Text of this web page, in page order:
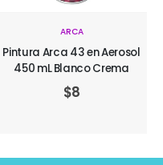
ARCA
Pintura Arca 43 en Aerosol
450 mL Blanco Crema
$8